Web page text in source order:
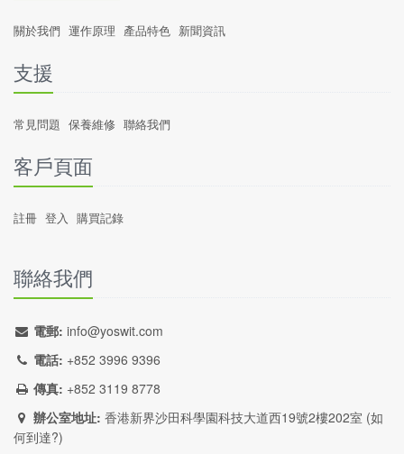
關於我們 運作原理 產品特色 新聞資訊
支援
常見問題 保養維修 聯絡我們
客戶頁面
註冊 登入 購買記錄
聯絡我們
電郵: info@yoswit.com
電話: +852 3996 9396
傳真: +852 3119 8778
辦公室地址: 香港新界沙田科學園科技大道西19號2樓202室 (如
何到達?)